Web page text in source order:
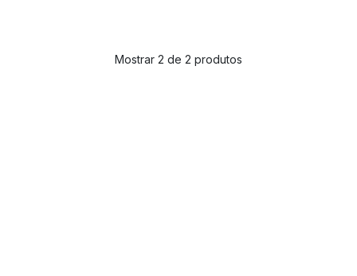
Mostrar 2 de 2 produtos